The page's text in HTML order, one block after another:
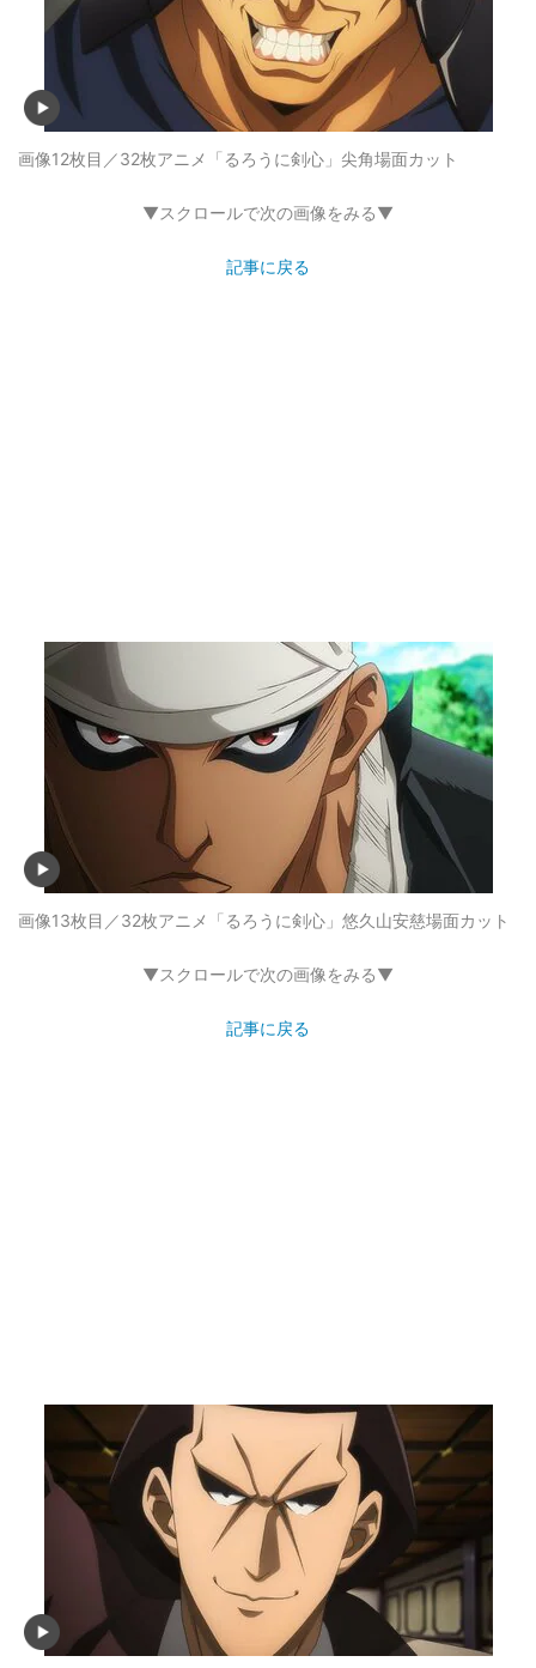
画像12枚目／32枚アニメ「るろうに剣心」尖角場面カット
▼スクロールで次の画像をみる▼
記事に戻る
画像13枚目／32枚アニメ「るろうに剣心」悠久山安慈場面カット
▼スクロールで次の画像をみる▼
記事に戻る